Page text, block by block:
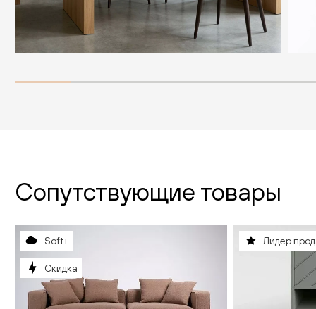
Сопутствующие товары
Soft+
Скидка
Лидер